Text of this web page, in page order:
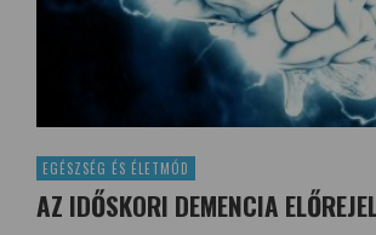
EGÉSZSÉG ÉS ÉLETMÓD
AZ IDŐSKORI DEMENCIA